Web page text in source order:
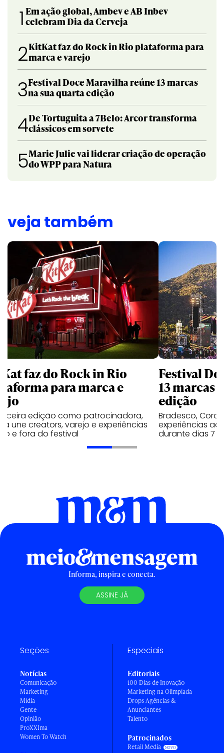
1 Em ação global, Ambev e AB Inbev
celebram Dia da Cerveja
2KitKat faz do Rock in Rio plataforma para
marca e varejo
3Festival Doce Maravilha reúne 13 marcas
na sua quarta edição
4De Tortuguita a 7Belo: Arcor transforma
clássicos em sorvete
5Marie Julie vai liderar criação de operação
do WPP para Natura
veja também
faz do Rock in Rio
para marca e
edição como patrocinadora,
une creators, varejo e experiências
e fora do festival
Festival
13 marcas
edição
Bradesco,
experiências ao
durante dias 7
Informa, inspira e conecta.
ASSINE JÁ
Seções
Notícias
Comunicação
Marketing
Mídia
Gente
Opinião
ProXXIma
Women To Watch
Especiais
Editoriais
100 Dias de Inovação
Marketing na Olimpíada
Drops Agências &
Anunciantes
Talento
Patrocinados
Retail Media